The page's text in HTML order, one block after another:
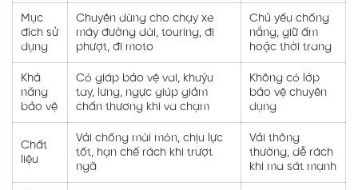
Mục
đích sử
dụng
Chuyên dùng cho chạy xe
máy đường dài, touring, đi
phượt, đi moto
Chủ yếu chống
nắng, giữ ấm
hoặc thời trang
Khả
năng
bảo vệ
Có giáp bảo vệ vai, khuỷu
tay, lưng, ngực giúp giảm
chấn thương khi va chạm
Không có lớp
bảo vệ chuyên
dụng
Chất
liệu
Vải chống mài mòn, chịu lực
tốt, hạn chế rách khi trượt
ngã
Vải thông
thường, dễ rách
khi ma sát mạnh